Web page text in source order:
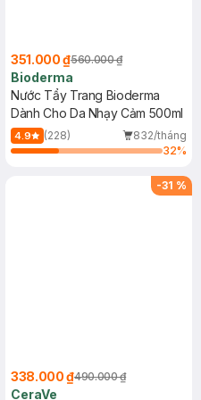
351.000 ₫560.000 ₫
Bioderma
Nước Tẩy Trang Bioderma
Dành Cho Da Nhạy Cảm 500ml
4.9 (228)
832/tháng
32%
-31 %
338.000 ₫490.000 ₫
CeraVe